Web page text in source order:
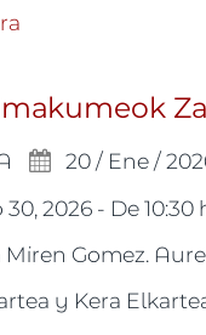
Zast!,
20 / Ene /
2026 - De10:30
Gomez.
y Kera